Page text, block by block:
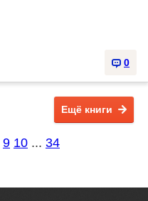
0
Ещё книги
9 10 ... 34